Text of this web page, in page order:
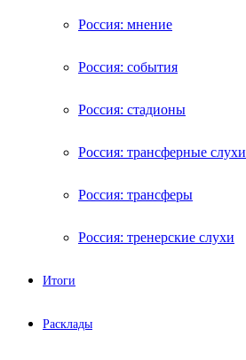
Россия: мнение
Россия: события
Россия: стадионы
Россия: трансферные слухи
Россия: трансферы
Россия: тренерские слухи
Итоги
Расклады